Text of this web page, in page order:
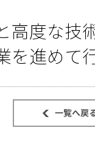
高度な技
を進めて